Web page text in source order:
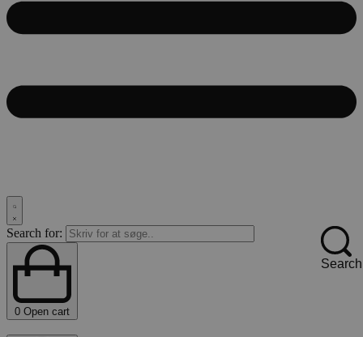
Search for:
Search
0 Open cart